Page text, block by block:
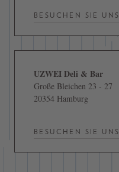
BESUCHEN SIE UNS
UZWEI Deli & Bar
Große Bleichen 23 - 27
20354 Hamburg
BESUCHEN SIE UNS